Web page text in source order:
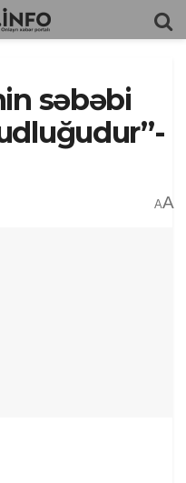
səbəbi
AA